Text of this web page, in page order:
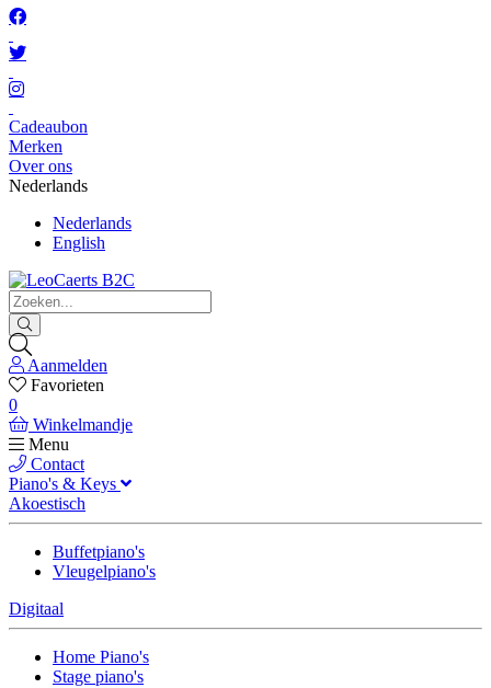
Cadeaubon
Merken
Over ons
Nederlands
Nederlands
English
Aanmelden
Favorieten
0
Winkelmandje
Menu
Contact
Piano's & Keys
Akoestisch
Buffetpiano's
Vleugelpiano's
Digitaal
Home Piano's
Stage piano's